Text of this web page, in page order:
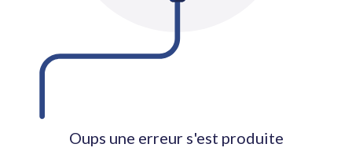
Oups une erreur s'est produite